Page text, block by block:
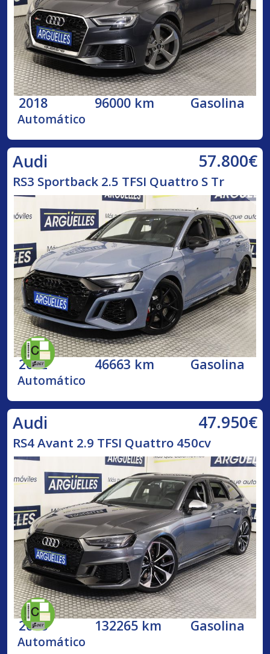
2018 96000 km Gasolina
Automático
Audi 57.800€
RS3 Sportback 2.5 TFSI Quattro S Tr
2022 46663 km Gasolina
Automático
Audi 47.950€
RS4 Avant 2.9 TFSI Quattro 450cv
2018 132265 km Gasolina
Automático